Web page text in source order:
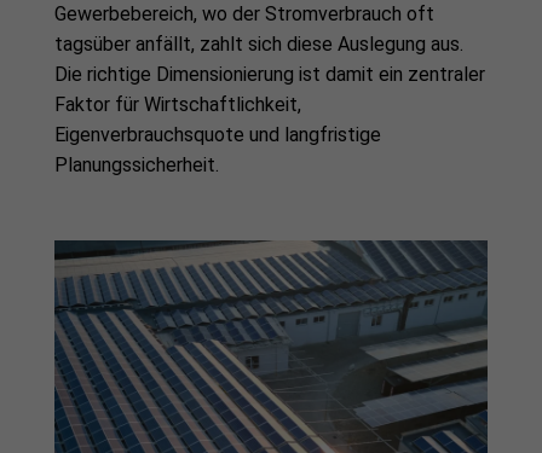
Gewerbebereich, wo der Stromverbrauch oft
tagsüber anfällt, zahlt sich diese Auslegung aus.
Die richtige Dimensionierung ist damit ein zentraler
Faktor für Wirtschaftlichkeit,
Eigenverbrauchsquote und langfristige
Planungssicherheit.